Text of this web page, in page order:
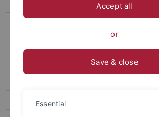
Biomechanik, Bewegungs- und
Bildungs- und Gesundheitsforschung im Sport
Accept all
or
Save & close
Essential